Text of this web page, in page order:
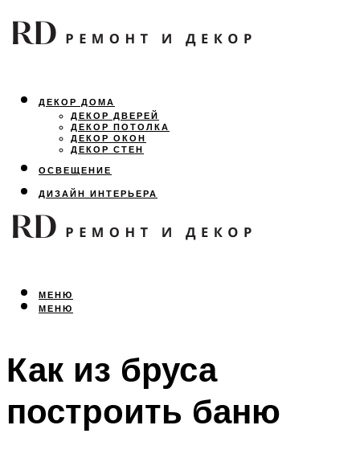
ДЕКОР ДОМА
ДЕКОР ДВЕРЕЙ
ДЕКОР ПОТОЛКА
ДЕКОР ОКОН
ДЕКОР СТЕН
ОСВЕЩЕНИЕ
ДИЗАЙН ИНТЕРЬЕРА
ЛАНДШАФТНЫЙ ДИЗАЙН
ВСЕ ПРО РЕМОНТ
МЕНЮ
МЕНЮ
Как из бруса
построить баню